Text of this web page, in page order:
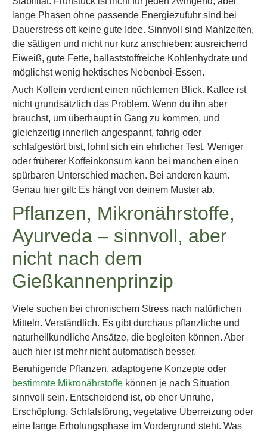
lange Phasen ohne passende Energiezufuhr sind bei
Dauerstress oft keine gute Idee. Sinnvoll sind Mahlzeiten,
die sättigen und nicht nur kurz anschieben: ausreichend
Eiweiß, gute Fette, ballaststoffreiche Kohlenhydrate und
möglichst wenig hektisches Nebenbei-Essen.
Auch Koffein verdient einen nüchternen Blick. Kaffee ist
nicht grundsätzlich das Problem. Wenn du ihn aber
brauchst, um überhaupt in Gang zu kommen, und
gleichzeitig innerlich angespannt, fahrig oder
schlafgestört bist, lohnt sich ein ehrlicher Test. Weniger
oder früherer Koffeinkonsum kann bei manchen einen
spürbaren Unterschied machen. Bei anderen kaum.
Genau hier gilt: Es hängt von deinem Muster ab.
Pflanzen, Mikronährstoffe,
Ayurveda – sinnvoll, aber
nicht nach dem
Gießkannenprinzip
Viele suchen bei chronischem Stress nach natürlichen
Mitteln. Verständlich. Es gibt durchaus pflanzliche und
naturheilkundliche Ansätze, die begleiten können. Aber
auch hier ist mehr nicht automatisch besser.
Beruhigende Pflanzen, adaptogene Konzepte oder
bestimmte Mikronährstoffe können je nach Situation
sinnvoll sein. Entscheidend ist, ob eher Unruhe,
Erschöpfung, Schlafstörung, vegetative Überreizung oder
eine lange Erholungsphase im Vordergrund steht. Was